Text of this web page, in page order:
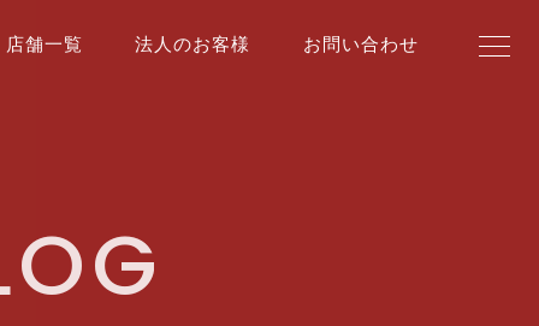
店舗一覧 法人のお客様 お問い合わせ